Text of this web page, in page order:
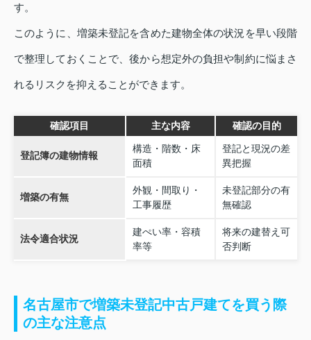
す。
このように、増築未登記を含めた建物全体の状況を早い段階
で整理しておくことで、後から想定外の負担や制約に悩まさ
れるリスクを抑えることができます。
確認項目 主な内容 確認の目的
登記簿の建物情報
構造・階数・床
面積
登記と現況の差
異把握
増築の有無
外観・間取り・
工事履歴
未登記部分の有
無確認
法令適合状況
建ぺい率・容積
率等
将来の建替え可
否判断
名古屋市で増築未登記中古戸建てを買う際
の主な注意点